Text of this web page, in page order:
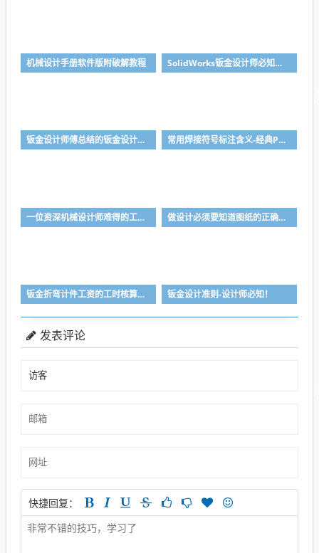
机械设计手册软件版附破解教程 SolidWorks钣金设计师必知的钣金设计加工常识，知识储备很重要
钣金设计师傅总结的钣金设计要诀，折弯经验堪称武功秘籍 常用焊接符号标注含义-经典PPT讲解收藏
一位资深机械设计师难得的工作经验与感悟 做设计必须要知道图纸的正确绘制-三一大企业内部常见图纸错误培训-溪风推荐
钣金折弯计件工资的工时核算方法推荐 钣金设计准则-设计师必知！
发表评论
快捷回复：